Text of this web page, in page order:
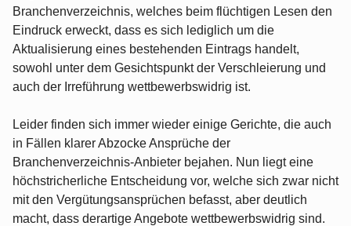
Branchenverzeichnis, welches beim flüchtigen Lesen den
Eindruck erweckt, dass es sich lediglich um die
Aktualisierung eines bestehenden Eintrags handelt,
sowohl unter dem Gesichtspunkt der Verschleierung und
auch der Irreführung wettbewerbswidrig ist.
Leider finden sich immer wieder einige Gerichte, die auch
in Fällen klarer Abzocke Ansprüche der
Branchenverzeichnis-Anbieter bejahen. Nun liegt eine
höchstricherliche Entscheidung vor, welche sich zwar nicht
mit den Vergütungsansprüchen befasst, aber deutlich
macht, dass derartige Angebote wettbewerbswidrig sind.